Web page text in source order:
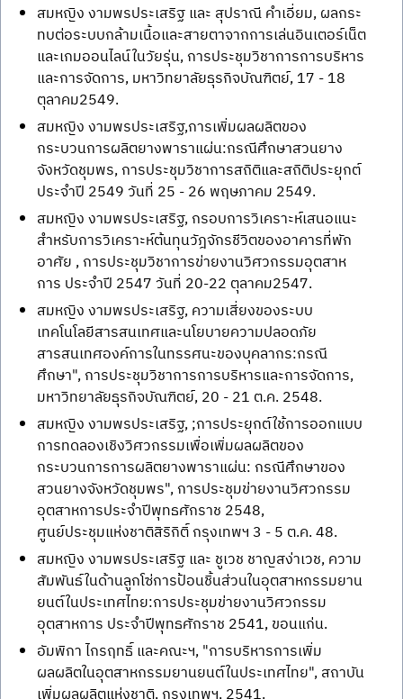
สมหญิง งามพรประเสริฐ และ สุปราณี คำเอี่ยม, ผลกระ
ทบต่อระบบกล้ามเนื้อและสายตาจากการเล่นอินเตอร์เน็ต
และเกมออนไลน์ในวัยรุ่น, การประชุมวิชาการการบริหาร
และการจัดการ, มหาวิทยาลัยธุรกิจบัณฑิตย์, 17 - 18
ตุลาคม2549.
สมหญิง งามพรประเสริฐ,การเพิ่มผลผลิตของ
กระบวนการผลิตยางพาราแผ่น:กรณีศึกษาสวนยาง
จังหวัดชุมพร, การประชุมวิชาการสถิติและสถิติประยุกต์
ประจำปี 2549 วันที่ 25 - 26 พฤษภาคม 2549.
สมหญิง งามพรประเสริฐ, กรอบการวิเคราะห์เสนอแนะ
สำหรับการวิเคราะห์ต้นทุนวัฎจักรชีวิตของอาคารที่พัก
อาศัย , การประชุมวิชาการข่ายงานวิศวกรรมอุตสาห
การ ประจำปี 2547 วันที่ 20-22 ตุลาคม2547.
สมหญิง งามพรประเสริฐ, ความเสี่ยงของระบบ
เทคโนโลยีสารสนเทศและนโยบายความปลอดภัย
สารสนเทศองค์การในทรรศนะของบุคลากร:กรณี
ศึกษา", การประชุมวิชาการการบริหารและการจัดการ,
มหาวิทยาลัยธุรกิจบัณฑิตย์, 20 - 21 ต.ค. 2548.
สมหญิง งามพรประเสริฐ, ;การประยุกต์ใช้การออกแบบ
การทดลองเชิงวิศวกรรมเพื่อเพิ่มผลผลิตของ
กระบวนการการผลิตยางพาราแผ่น: กรณีศึกษาของ
สวนยางจังหวัดชุมพร", การประชุมข่ายงานวิศวกรรม
อุตสาหการประจำปีพุทธศักราช 2548,
ศูนย์ประชุมแห่งชาติสิริกิติ์ กรุงเทพฯ 3 - 5 ต.ค. 48.
สมหญิง งามพรประเสริฐ และ ชูเวช ชาญสง่าเวช, ความ
สัมพันธ์ในด้านลูกโซ่การป้อนชิ้นส่วนในอุตสาหกรรมยาน
ยนต์ในประเทศไทย:การประชุมข่ายงานวิศวกรรม
อุตสาหการ ประจำปีพุทธศักราช 2541, ขอนแก่น.
อัมพิกา ไกรฤทธิ์ และคณะฯ, "การบริหารการเพิ่ม
ผลผลิตในอุตสาหกรรมยานยนต์ในประเทศไทย", สถาบัน